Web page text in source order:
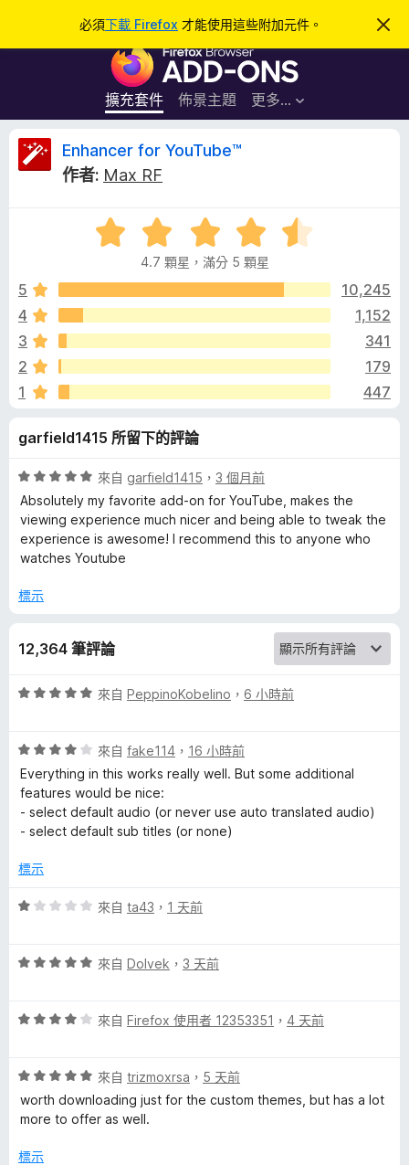
必須下載 Firefox 才能使用這些附加元件。
忽
此
F
r
e
覽
器
附
加
件
擴充套件 佈景主題 更多…
登入
E
a
n
c
e
r
f
o
Y
o
T
u
e
™
評
論
Enhancer for YouTube™
作者: Max RF
評
價
.
分
滿
5
4.7 顆星，滿分 5 顆星
5
10,245
4
1,152
3
341
2
179
1
447
garfield1415 所留下的評論
評
價
5
分
，
分
來自 garfield1415 ， 3 個月前
Absolutely my favorite add-on for YouTube, makes the
viewing experience much nicer and being able to tweak the
experience is awesome! I recommend this to anyone who
watches Youtube
標示
12,364 筆評論
評
分
，
滿
分
來自 PeppinoKobelino ， 6 小時前
評
價
4
分
分
來自 fake114 ， 16 小時前
Everything in this works really well. But some additional
features would be nice:
- select default audio (or never use auto translated audio)
- select default sub titles (or none)
標示
評
分
分
來自 ta43 ， 1 天前
評
分
分
5
分
來自 Dolvek ， 3 天前
評
分
，
滿
5
來自 Firefox 使用者 12353351 ， 4 天前
評
價
5
，
來自 trizmoxrsa ， 5 天前
worth downloading just for the custom themes, but has a lot
more to offer as well.
標示